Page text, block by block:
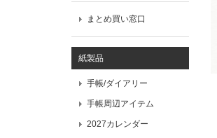
まとめ買い窓口
紙製品
手帳/ダイアリー
手帳周辺アイテム
2027カレンダー